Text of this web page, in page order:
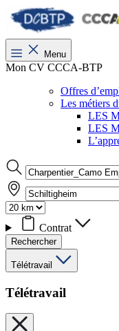
Menu
Mon CV CCCA-BTP
Offres
Les métiers
LES
LES
Contrat
Rechercher
Télétravail
Télétravail